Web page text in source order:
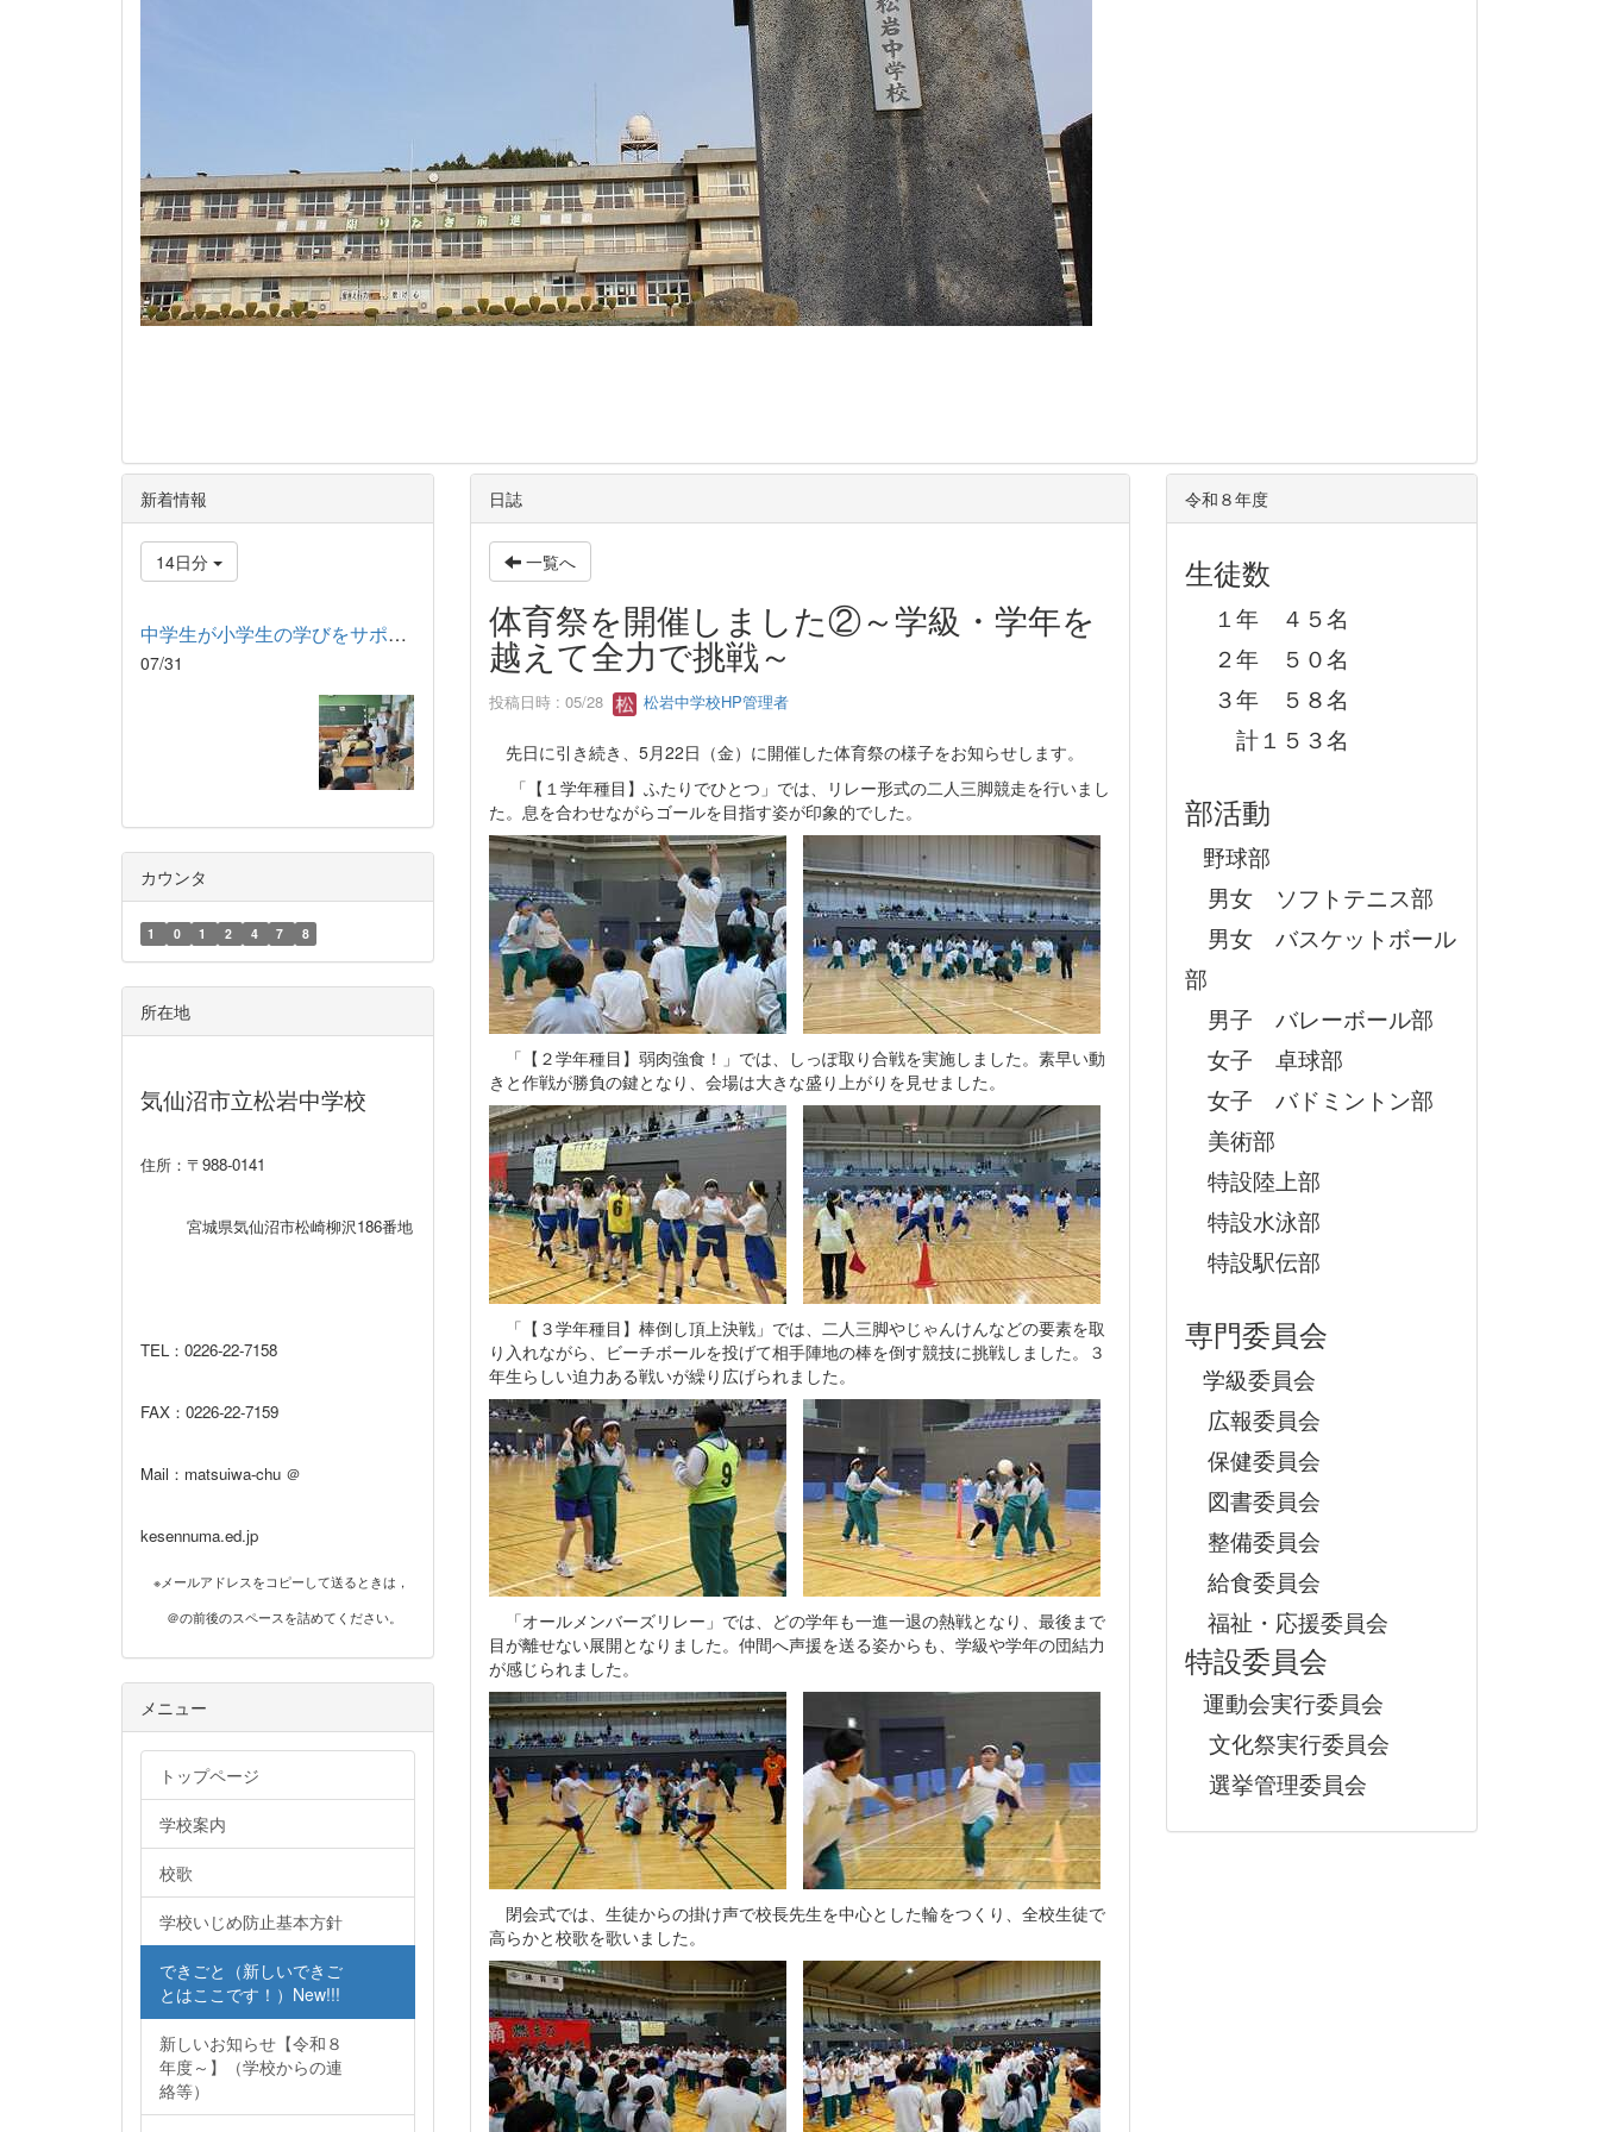
日誌
一覧へ
体育祭を開催しました②～学級・学年を
越えて全力で挑戦～
投稿日時 : 05/28 松岩中学校HP管理者
先日に引き続き、5月22日（金）に開催した体育祭の様子をお知らせします。
「【１学年種目】ふたりでひとつ」では、リレー形式の二人三脚競走を行いまし
た。息を合わせながらゴールを目指す姿が印象的でした。
「【２学年種目】弱肉強食！」では、しっぽ取り合戦を実施しました。素早い動
きと作戦が勝負の鍵となり、会場は大きな盛り上がりを見せました。
「【３学年種目】棒倒し頂上決戦」では、二人三脚やじゃんけんなどの要素を取
り入れながら、ビーチボールを投げて相手陣地の棒を倒す競技に挑戦しました。３
年生らしい迫力ある戦いが繰り広げられました。
「オールメンバーズリレー」では、どの学年も一進一退の熱戦となり、最後まで
目が離せない展開となりました。仲間へ声援を送る姿からも、学級や学年の団結力
が感じられました。
閉会式では、生徒からの掛け声で校長先生を中心とした輪をつくり、全校生徒で
高らかと校歌を歌いました。
新着情報
14日分
中学生が小学生の学びをサポート！ ～LT（リトルティーチャー）プ...
07/31
カウンタ
1 0 1 2 4 7 8
所在地
気仙沼市立松岩中学校
住所：〒988-0141
宮城県気仙沼市松崎柳沢186番地
TEL：0226‐22‐7158
FAX：0226‐22‐7159
Mail：matsuiwa-chu ＠
kesennuma.ed.jp
※メールアドレスをコピーして送るときは，
＠の前後のスペースを詰めてください。
メニュー
トップページ
学校案内
校歌
学校いじめ防止基本方針
できごと（新しいできご
とはここです！）New!!!
新しいお知らせ【令和８
年度～】（学校からの連
絡等）
令和８年度
生徒数
１年 ４５名
２年 ５０名
３年 ５８名
計１５３名
部活動
野球部
男女 ソフトテニス部
男女 バスケットボール
部
男子 バレーボール部
女子 卓球部
女子 バドミントン部
美術部
特設陸上部
特設水泳部
特設駅伝部
専門委員会
学級委員会
広報委員会
保健委員会
図書委員会
整備委員会
給食委員会
福祉・応援委員会
特設委員会
運動会実行委員会
文化祭実行委員会
選挙管理委員会